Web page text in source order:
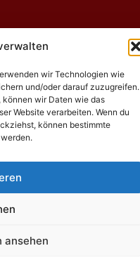
wir Technologien wie
und/oder darauf zuzugreifen.
können wir Daten wie das
Website verarbeiten. Wenn du
können bestimmte
ansehen